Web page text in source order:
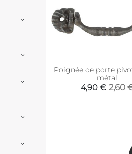
Poignée de porte
métal
4,90 € 2,60